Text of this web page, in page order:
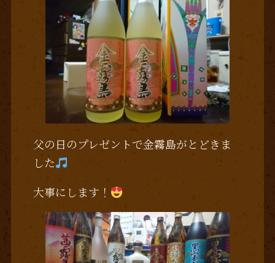
父の日のプレゼントで金霧島がとどきま
した
大事にします！